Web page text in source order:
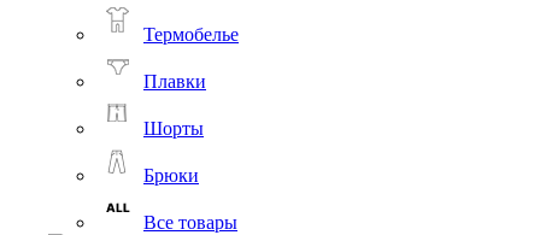
Термобелье
Плавки
Шорты
Брюки
Все товары